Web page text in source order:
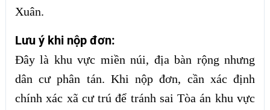
Xuân.
Lưu ý khi nộp đơn:
Đây là khu vực miền núi, địa bàn rộng nhưng
dân cư phân tán. Khi nộp đơn, cần xác định
chính xác xã cư trú để tránh sai Tòa án khu vực